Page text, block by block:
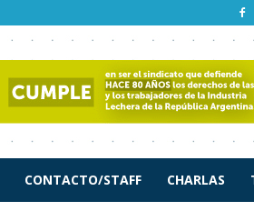
CONTACTO/STAFF CHARLAS